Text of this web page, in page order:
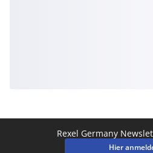
Rexel Germany
Hier